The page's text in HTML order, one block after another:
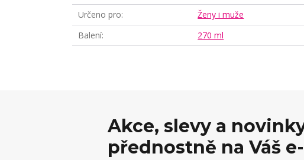
Určeno pro
Ženy i muže
Balení
270 ml
Akce, slevy a
přednostně na Váš